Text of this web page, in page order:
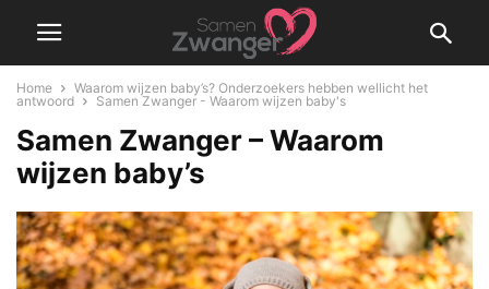
Home
Waarom wijzen baby’s? Onderzoekers hebben wellicht het
antwoord
Samen Zwanger - Waarom wijzen baby's
Samen Zwanger – Waarom
wijzen baby’s